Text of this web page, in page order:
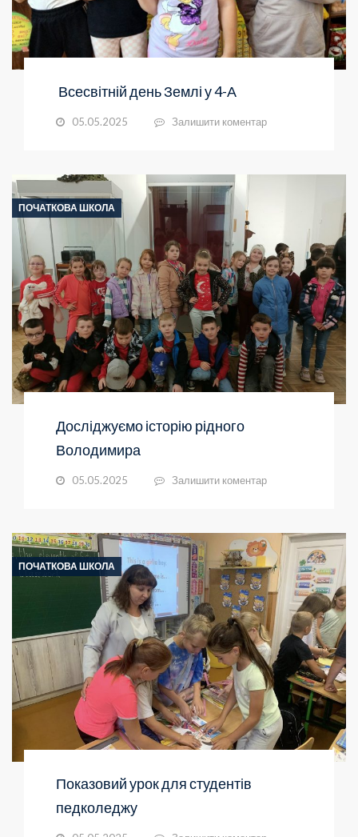
Всесвітній день Землі у 4-А
05.05.2025 Залишити коментар
ПОЧАТКОВА ШКОЛА
Досліджуємо історію рідного
Володимира
05.05.2025 Залишити коментар
ПОЧАТКОВА ШКОЛА
Показовий урок для студентів
педколеджу